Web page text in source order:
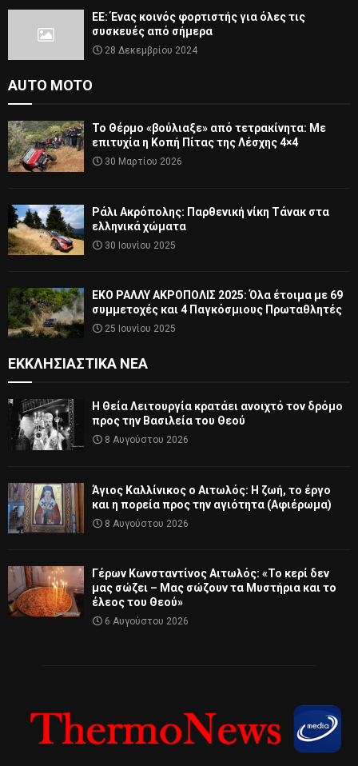
ΕΕ: Ένας κοινός φορτιστής για όλες τις
συσκευές από σήμερα
28 Δεκεμβρίου 2024
AUTO MOTO
Το Θέρμο «βούλιαξε» από τετρακίνητα: Με
επιτυχία η Κοπή Πίτας της Λέσχης 4×4
30 Μαρτίου 2026
Ράλι Ακρόπολης: Παρθενική νίκη Τάνακ στα
ελληνικά χώματα
30 Ιουνίου 2025
ΕΚΟ ΡΑΛΛΥ ΑΚΡΟΠΟΛΙΣ 2025: Όλα έτοιμα με 69
συμμετοχές και 4 Παγκόσμιους Πρωταθλητές
25 Ιουνίου 2025
ΕΚΚΛΗΣΙΑΣΤΙΚΆ ΝΈΑ
Η Θεία Λειτουργία κρατάει ανοιχτό τον δρόμο
προς την Βασιλεία του Θεού
8 Αυγούστου 2026
Άγιος Καλλίνικος ο Αιτωλός: Η ζωή, το έργο
και η πορεία προς την αγιότητα (Αφιέρωμα)
8 Αυγούστου 2026
Γέρων Κωνσταντίνος Αιτωλός: «Το κερί δεν
μας σώζει – Μας σώζουν τα Μυστήρια και το
έλεος του Θεού»
6 Αυγούστου 2026